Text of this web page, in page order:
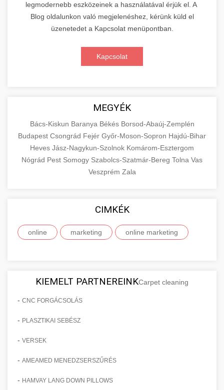
legmodernebb eszközeinek a használatával érjük el. A
Blog oldalunkon való megjelenéshez, kérünk küld el
üzenetedet a Kapcsolat menüpontban.
Kapcsolat
MEGYÉK
Bács-Kiskun Baranya Békés Borsod-Abaúj-Zemplén
Budapest Csongrád Fejér Győr-Moson-Sopron Hajdú-Bihar
Heves Jász-Nagykun-Szolnok Komárom-Esztergom
Nógrád Pest Somogy Szabolcs-Szatmár-Bereg Tolna Vas
Veszprém Zala
CIMKÉK
online marketing online marketing
KIEMELT PARTNEREINKCarpet cleaning
- CNC FORGÁCSOLÁS
- PLASZTIKAI SEBÉSZ
- VERSEK
- AMEAMED MENEDZSERSZŰRÉS
- HAMVAY LANG DOWN PILLOWS